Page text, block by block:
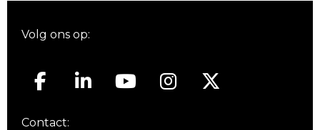
Volg ons op:
Contact: